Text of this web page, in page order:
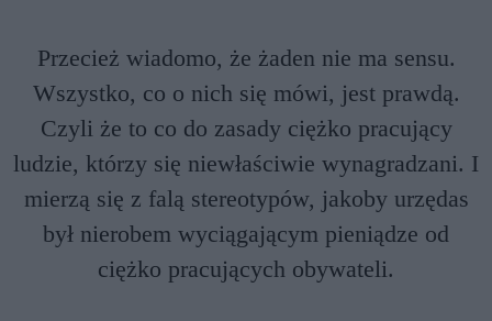
Przecież wiadomo, że żaden nie ma sensu.
Wszystko, co o nich się mówi, jest prawdą.
Czyli że to co do zasady ciężko pracujący
ludzie, którzy się niewłaściwie wynagradzani. I
mierzą się z falą stereotypów, jakoby urzędas
był nierobem wyciągającym pieniądze od
ciężko pracujących obywateli.